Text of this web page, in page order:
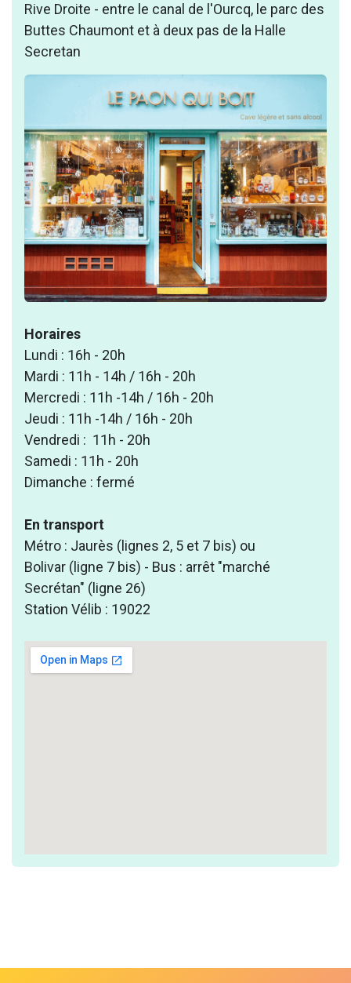
Rive Droite - entre le canal de l'Ourcq, le parc des
Buttes Chaumont et à deux pas de la Halle
Secretan
Horaires
Lundi : 16h - 20h
Mardi : 11h - 14h / 16h - 20h
Mercredi : 11h -14h / 16h - 20h
Jeudi : 11h -14h / 16h - 20h
Vendredi : 11h - 20h
Samedi : 11h - 20h
Dimanche : fermé
En transport
Métro : Jaurès (lignes 2, 5 et 7 bis) ou
Bolivar (ligne 7 bis) - Bus : arrêt "marché
Secrétan" (ligne 26)
Station Vélib : 19022